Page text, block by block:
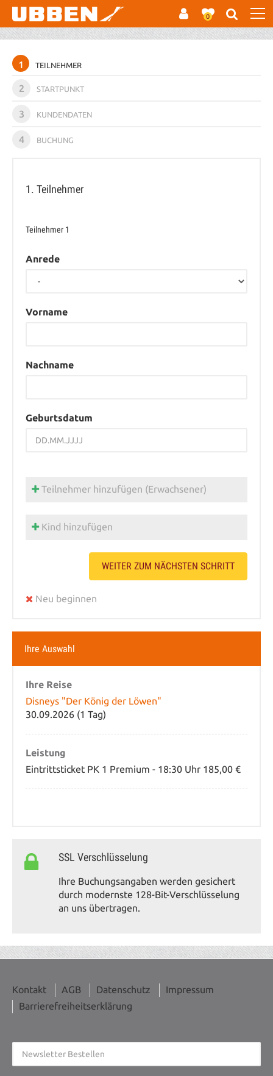
0
1 TEILNEHMER
2 STARTPUNKT
3 KUNDENDATEN
4 BUCHUNG
1. Teilnehmer
Teilnehmer 1
Anrede
Vorname
Nachname
Geburtsdatum
Teilnehmer hinzufügen (Erwachsener)
Kind hinzufügen
WEITER ZUM NÄCHSTEN SCHRITT
Neu beginnen
Ihre Auswahl
Ihre Reise
Disneys "Der König der Löwen"
30.09.2026 (1 Tag)
Leistung
Eintrittsticket PK 1 Premium - 18:30 Uhr 185,00 €
SSL Verschlüsselung
Ihre Buchungsangaben werden gesichert
durch modernste 128-Bit-Verschlüsselung
an uns übertragen.
Kontakt AGB Datenschutz
Impressum
Barrierefreiheitserklärung